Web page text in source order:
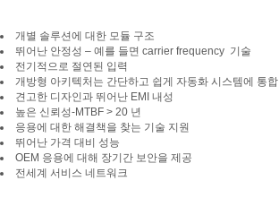
개별 솔루션에 대한 모듈 구조
뛰어난 안정성 – 예를 들면 carrier frequency 기술
전기적으로 절연된 입력
개방형 아키텍처는 간단하고 쉽게 자동화 시스템에 통합
견고한 디자인과 뛰어난 EMI 내성
높은 신뢰성-MTBF > 20 년
응용에 대한 해결책을 찾는 기술 지원
뛰어난 가격 대비
성능
OEM 응용에 대해 장기간 보안을 제공
전세계 서비스 네트워크